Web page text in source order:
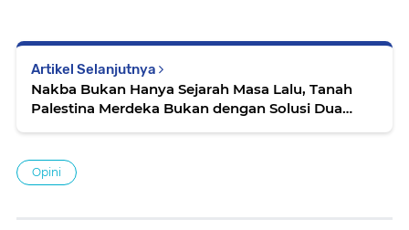
Artikel Selanjutnya
Nakba Bukan Hanya Sejarah Masa Lalu, Tanah
Palestina Merdeka Bukan dengan Solusi Dua
Opini